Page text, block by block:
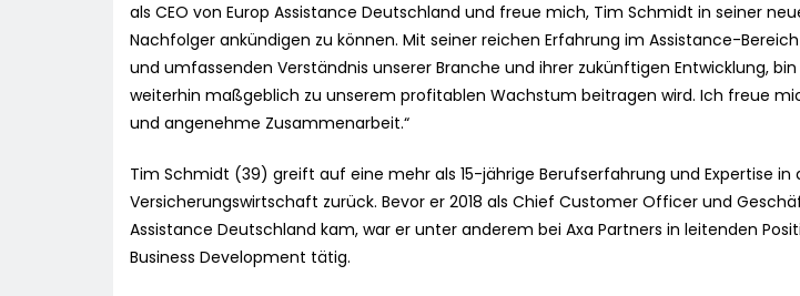
als CEO von Europ Assistance Deutschland und freue mich, Tim Schmidt in seiner
Nachfolger ankündigen zu können. Mit seiner reichen Erfahrung im Assistance-
und umfassenden Verständnis unserer Branche und ihrer zukünftigen Entwicklung,
weiterhin maßgeblich zu unserem profitablen Wachstum beitragen wird. Ich freue
und angenehme Zusammenarbeit.“
Tim Schmidt (39) greift auf eine mehr als 15-jährige Berufserfahrung und Expertise in
Versicherungswirtschaft zurück. Bevor er 2018 als Chief Customer Officer und
Assistance Deutschland kam, war er unter anderem bei Axa Partners in leitenden
Business Development tätig.